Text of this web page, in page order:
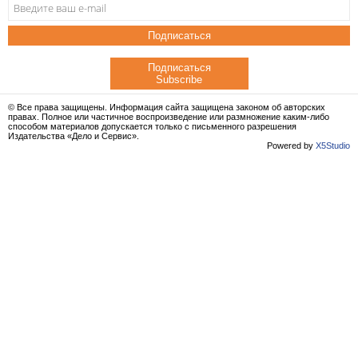
Подписаться
Подписаться
Subscribe
© Все права защищены. Информация сайта защищена законом об авторских
правах. Полное или частичное воспроизведение или размножение каким-либо
способом материалов допускается только с письменного разрешения
Издательства «Дело и Сервис».
Powered by X5Studio